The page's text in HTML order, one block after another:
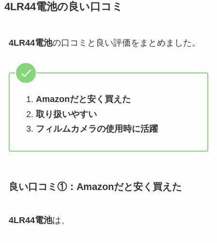
4LR44電池の良い口コミ
4LR44電池の口コミと良い評価をまとめました。
Amazonだと安く買えた
取り扱いやすい
フィルムカメラの使用時に活躍
良い口コミ①：Amazonだと安く買えた
4LR44電池は、